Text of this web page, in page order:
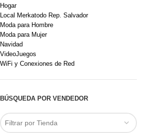
Hogar
Local Merkatodo Rep. Salvador
Moda para Hombre
Moda para Mujer
Navidad
VideoJuegos
WiFi y Conexiones de Red
BÚSQUEDA POR VENDEDOR
Filtrar por Tienda